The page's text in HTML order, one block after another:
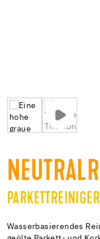
Wasserbasierendes